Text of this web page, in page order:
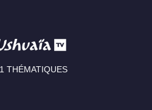
THÉMATIQUES